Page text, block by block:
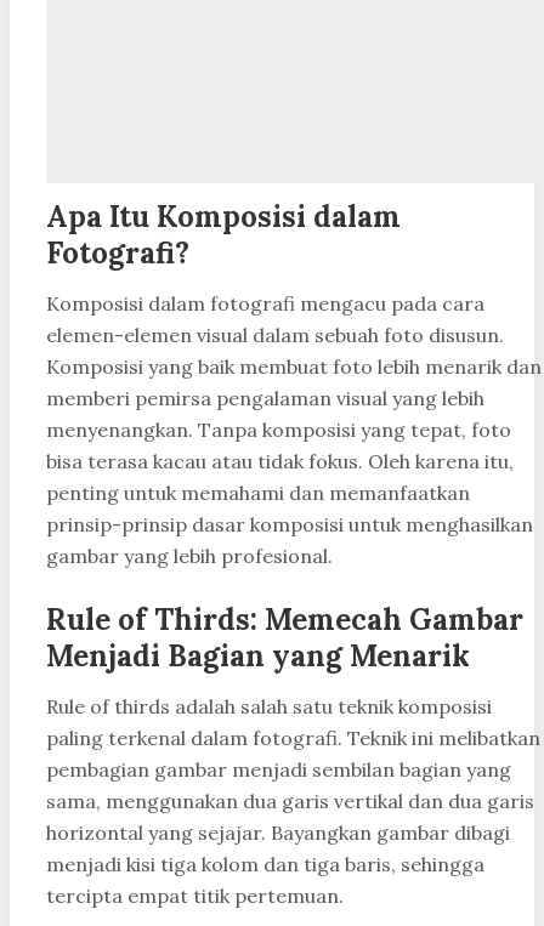
Apa Itu Komposisi dalam
Fotografi?
Komposisi dalam fotografi mengacu pada cara
elemen-elemen visual dalam sebuah foto disusun.
Komposisi yang baik membuat foto lebih menarik dan
memberi pemirsa pengalaman visual yang lebih
menyenangkan. Tanpa komposisi yang tepat, foto
bisa terasa kacau atau tidak fokus. Oleh karena itu,
penting untuk memahami dan memanfaatkan
prinsip-prinsip dasar komposisi untuk menghasilkan
gambar yang lebih profesional.
Rule of Thirds: Memecah Gambar
Menjadi Bagian yang Menarik
Rule of thirds adalah salah satu teknik komposisi
paling terkenal dalam fotografi. Teknik ini melibatkan
pembagian gambar menjadi sembilan bagian yang
sama, menggunakan dua garis vertikal dan dua garis
horizontal yang sejajar. Bayangkan gambar dibagi
menjadi kisi tiga kolom dan tiga baris, sehingga
tercipta empat titik pertemuan.